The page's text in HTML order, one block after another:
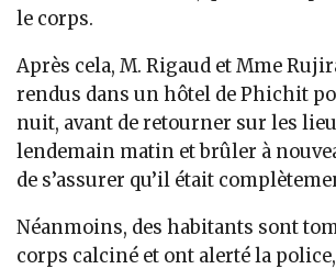
le corps.
Après cela, M. Rigaud et Mme
rendus dans un hôtel de Phichit
nuit, avant de retourner sur les
lendemain matin et brûler à
de s’assurer qu’il était
Néanmoins, des habitants sont
corps calciné et ont alerté la